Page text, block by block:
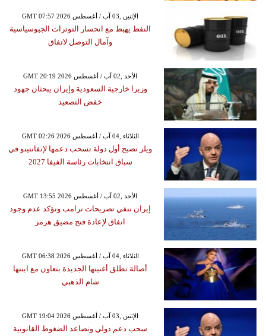
GMT 07:57 2026 الإثنين ,03 آب / أغسطس
النفط يهبط مع انحسار التوترات الجيوسياسية
وآمال التوصل لاتفاق
GMT 20:19 2026 الأحد ,02 آب / أغسطس
وزيرا خارجية السعودية وإيران يبحثان جهود
خفض التصعيد
GMT 02:26 2026 الثلاثاء ,04 آب / أغسطس
ويلز تصبح أول دولة تسحب دعمها لإنفانتينو في
سباق انتخابات رئاسة الفيفا 2027
GMT 13:55 2026 الأحد ,02 آب / أغسطس
إيران تنفي تصريحات ترامب وتؤكد عدم وجود
اتفاق لإعادة فتح مضيق هرمز
GMT 06:38 2026 الثلاثاء ,04 آب / أغسطس
أصالة تطلق أغنيتها الجديدة بتعاون مع ابنتها
شام الذهبي
GMT 19:04 2026 الإثنين ,03 آب / أغسطس
سحب دعم دولي وتصاعد الضغوط القانونية